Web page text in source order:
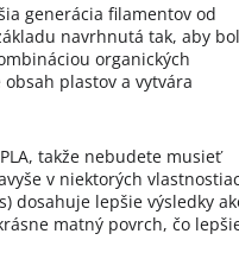
generácia filamentov od
navrhnutá tak, aby
organických
plastov a vytvára
takže nebudete musieť
v niektorých
dosahuje lepšie výsledky
matný povrch, čo